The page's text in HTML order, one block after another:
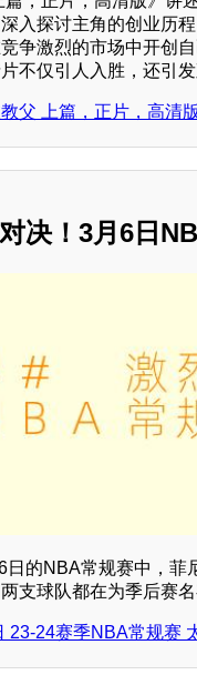
入探讨主角的创业历
争激烈的市场中开创
不仅引人入胜，还引
父 上篇，正片，高清版
决！3月6日
日的NBA常规赛中，菲
支球队都在为季后赛
23-24赛季NBA常规赛